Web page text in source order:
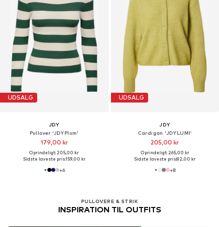
UDSALG
JDY
Pullover 'JDYPlum'
179,00 kr
Oprindeligt: 205,00 kr
Sidste laveste pris:159,00 kr
+6
PULLOVERE & STRIK
INSPIRATION TIL OUTFITS
UDSALG
JDY
Cardigan 'JDYLUMI'
205,00 kr
Oprindeligt: 265,00 kr
Sidste laveste pris:82,00 kr
+8